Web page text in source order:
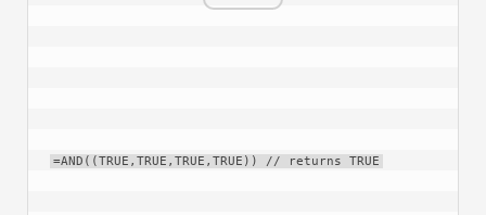
=AND((TRUE,TRUE,TRUE,TRUE)) // returns TRUE